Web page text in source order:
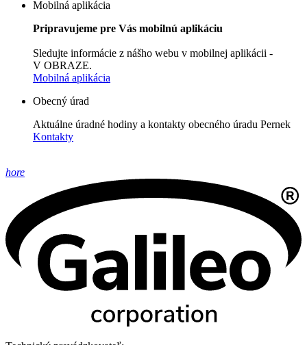
Mobilná aplikácia
Pripravujeme pre Vás mobilnú aplikáciu
Sledujte informácie z nášho webu v mobilnej aplikácii -
V OBRAZE.
Mobilná aplikácia
Obecný úrad
Aktuálne úradné hodiny a kontakty obecného úradu Pernek
Kontakty
hore